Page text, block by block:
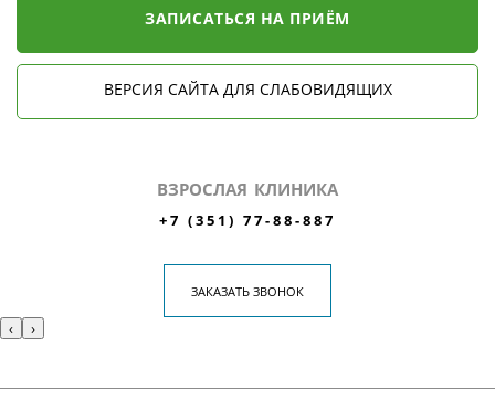
ЗАПИСАТЬСЯ НА ПРИЁМ
ВЕРСИЯ САЙТА ДЛЯ СЛАБОВИДЯЩИХ
ВЗРОСЛАЯ КЛИНИКА
+7 (351) 77-88-887
ЗАКАЗАТЬ ЗВОНОК
‹ ›